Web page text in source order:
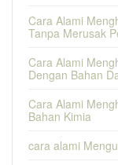
Cara Alami
Tanpa Merusak
Cara Alami
Dengan Bahan
Cara Alami
Bahan Kimia
cara alami